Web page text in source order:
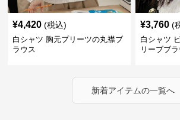
¥4,420 (税込)
白シャツ 胸元プリーツの丸襟ブ
ラウス
¥3,760 (
白シャツ
リーブブ
新着アイテムの一覧へ